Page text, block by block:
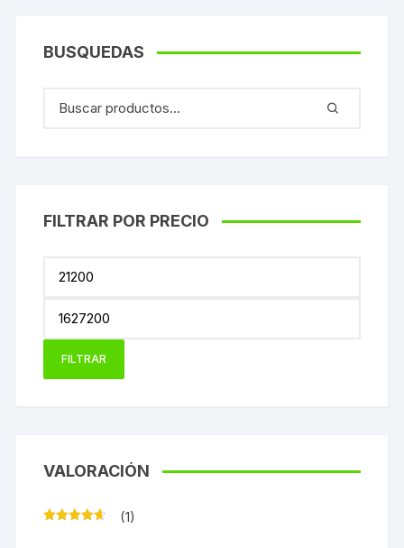
BUSQUEDAS
FILTRAR POR PRECIO
FILTRAR
VALORACIÓN
(1)